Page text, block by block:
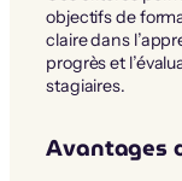
objectifs de
claire dans
progrès et
stagiaires.
Avantages